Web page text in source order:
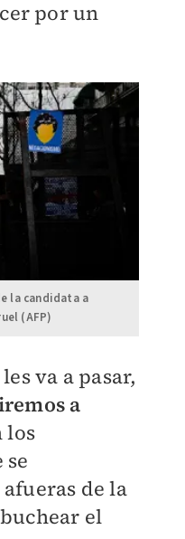
por un
la candidata a
(AFP)
va a pasar,
a
los
de la
el